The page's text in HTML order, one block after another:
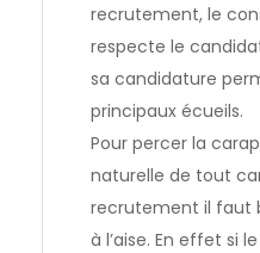
recrutement, le
respecte le
sa candidature
principaux écueils.
Pour percer la
naturelle de tout
recrutement il faut
à l’aise. En effet si